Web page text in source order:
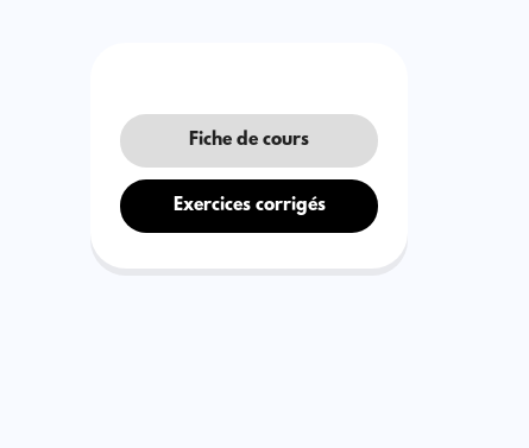
Fiche de cours
Exercices corrigés